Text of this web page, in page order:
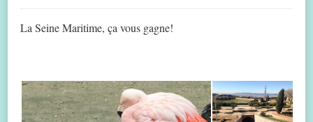
La Seine Maritime, ça vous gagne!